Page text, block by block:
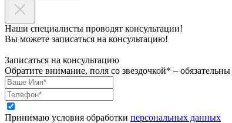
Наши специалисты проводят консультации!
Вы можете записаться на консультацию!
Записаться на консультацию
Обратите внимание, поля со звездочкой* –
Принимаю условия обработки персональных данных